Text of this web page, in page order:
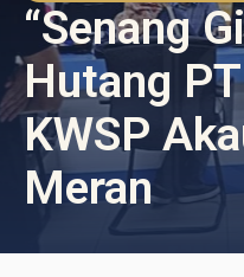
“Senang
Hutang
KWSP
Meran